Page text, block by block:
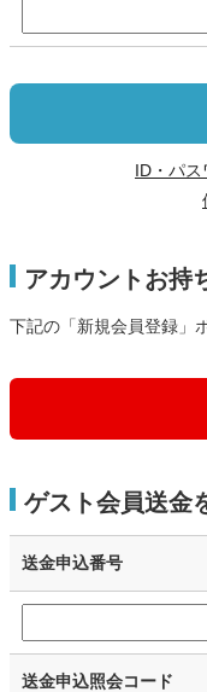
ID・パス
アカウントお持
下記の「新規会員登録」
ゲスト会員送金
送金申込番号
送金申込照会コード